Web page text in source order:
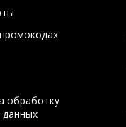
обработку
данных